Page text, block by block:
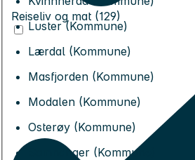
Luster (Kommune)
Lærdal (Kommune)
Masfjorden (Kommune)
Modalen (Kommune)
Osterøy (Kommune)
Samnanger (Kommune)
Reiseliv og mat (129)